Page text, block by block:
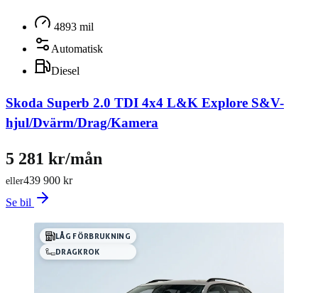
4893 mil
Automatisk
Diesel
Skoda Superb 2.0 TDI 4x4 L&K Explore S&V-
hjul/Dvärm/Drag/Kamera
439 900 kr
eller
5 281 kr/mån
Se bil
LÅG FÖRBRUKNING
DRAGKROK